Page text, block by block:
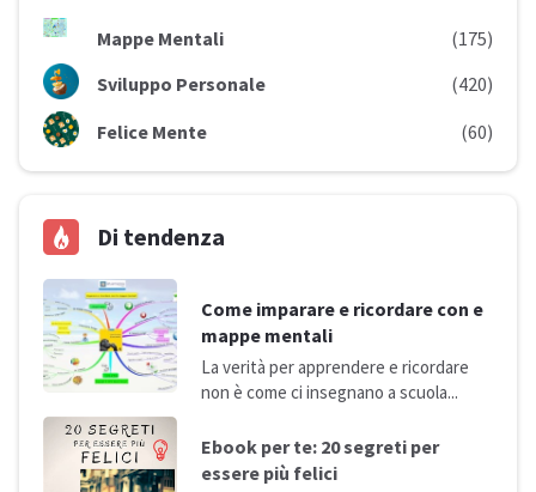
Mappe Mentali
(175)
Sviluppo Personale
(420)
Felice Mente
(60)
Di tendenza
Come imparare e ricordare con e
mappe mentali
La verità per apprendere e ricordare
non è come ci insegnano a scuola...
Ebook per te: 20 segreti per
essere più felici